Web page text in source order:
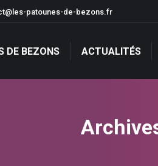
patounes-de-bezons.fr
DE BEZONS ACTUALITÉS